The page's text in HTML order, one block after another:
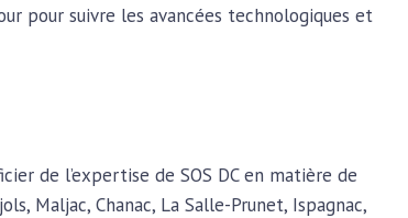
pour suivre les avancées technologiques et
de l’expertise de SOS DC en matière de
Maljac, Chanac, La Salle-Prunet, Ispagnac,